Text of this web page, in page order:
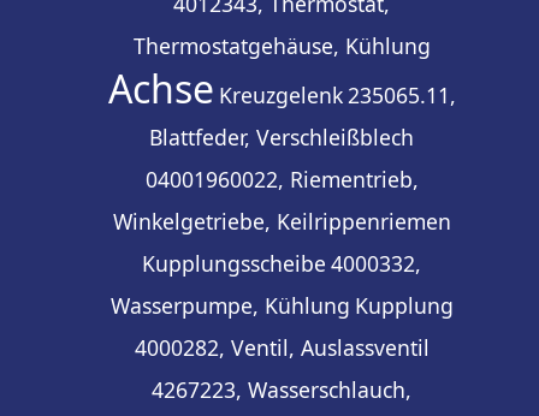
Thermostatgehäuse, Kühlung
Achse Kreuzgelenk235065.11,
Blattfeder, Verschleißblech
04001960022, Riementrieb,
Winkelgetriebe, Keilrippenriemen
Kupplungsscheibe 4000332,
Wasserpumpe, Kühlung Kupplung
4000282, Ventil, Auslassventil
4267223, Wasserschlauch,